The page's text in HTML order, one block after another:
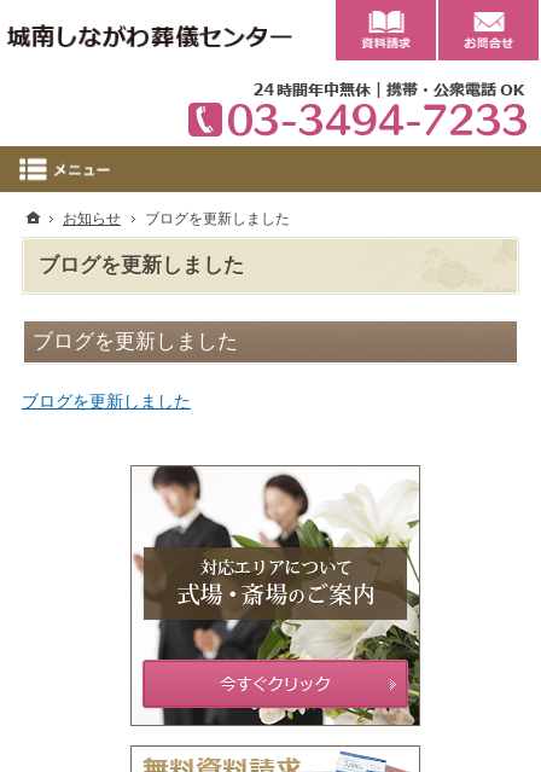
ブログを更新しました
ブログを更新しました
ブログを更新しました
ホーム
お知らせ ブログを更新しました